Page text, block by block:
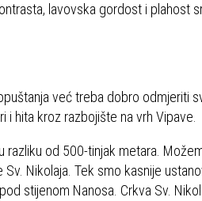
lavovska gordost i plahost
već treba dobro odmjeriti
i hita kroz razbojište na vrh Vipave.
razliku od 500-tinjak metara.
Nikolaja. Tek smo kasnije
stijenom Nanosa. Crkva Sv.